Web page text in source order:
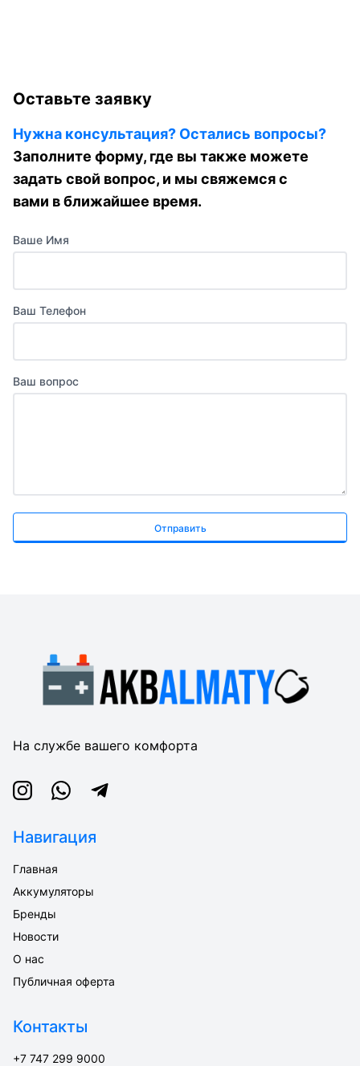
Оставьте заявку
Нужна консультация? Остались вопросы?
Заполните форму, где вы также можете
задать свой вопрос, и мы свяжемся с
вами в ближайшее время.
Ваше Имя
Ваш Телефон
Ваш вопрос
Отправить
На службе вашего комфорта
InstagramWhatsappTelegram
Навигация
Главная
Аккумуляторы
Бренды
Новости
О нас
Публичная оферта
Контакты
+7 747 299 9000